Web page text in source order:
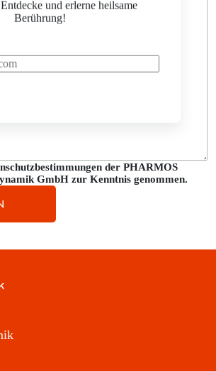
und erlerne heilsame
Berührung!
der PHARMOS
GmbH zur Kenntnis genommen.